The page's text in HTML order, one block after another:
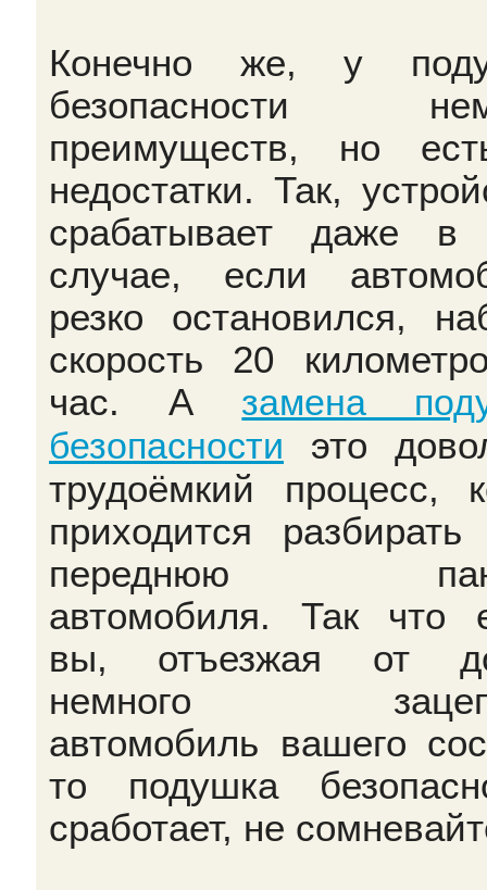
Конечно же, у
безопасности
преимуществ, но
недостатки. Так,
срабатывает даже в
случае, если
резко остановился,
скорость 20
час. А замена
безопасности это
трудоёмкий процесс,
приходится
переднюю
автомобиля. Так что
вы, отъезжая от
немного
автомобиль вашего
то подушка
сработает, не